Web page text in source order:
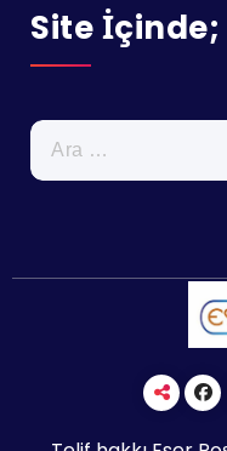
Site İçinde;
Arama: